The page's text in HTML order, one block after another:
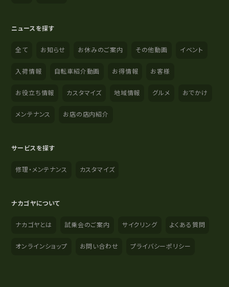
ニュースを探す
全て お知らせ お休みのご案内 その他動画 イベント
入荷情報 自転車紹介動画 お得情報 お客様
お役立ち情報 カスタマイズ 地域情報 グルメ おでかけ
メンテナンス お店の店内紹介
サービスを探す
修理・メンテナンス カスタマイズ
ナカゴヤについて
ナカゴヤとは 試乗会のご案内 サイクリング よくある質問
オンラインショップ お問い合わせ プライバシーポリシー